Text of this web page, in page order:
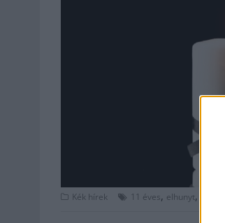
Kék hírek 11 éves, elhunyt,